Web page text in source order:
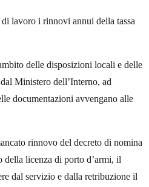
lavoro i rinnovi annui della tassa
delle disposizioni locali e delle
Ministero dell’Interno, ad
documentazioni avvengano alle
rinnovo del decreto di nomina
della licenza di porto d’armi, il
dal servizio e dalla retribuzione il